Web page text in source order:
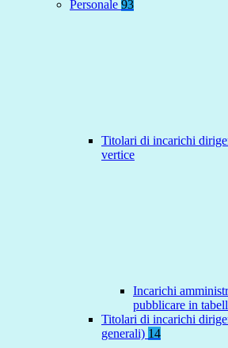
Personale 93
Titolari di incarichi
vertice
Incarichi
pubblicare in
Titolari di incarichi
generali) 14